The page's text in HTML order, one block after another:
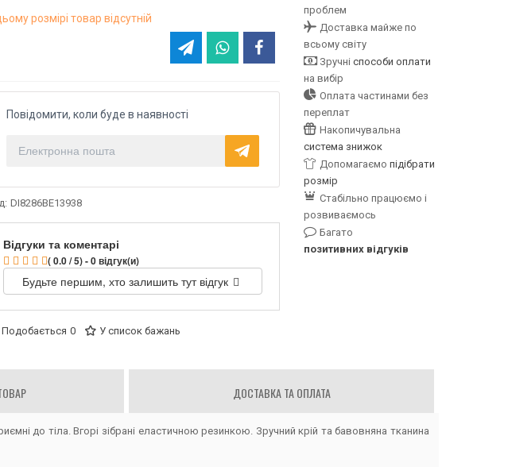
розмірі товар відсутній
Повідомити, коли буде в наявності
DI8286BE13938
Відгуки та коментарі
( 0.0 / 5) - 0 відгук(и)
Будьте першим, хто залишить тут відгук
Подобається 0 У список бажань
проблем
Доставка майже по
всьому світу
Зручні способи оплати
на вибір
Оплата частинами без
переплат
Накопичувальна
система знижок
Допомагаємо підібрати
розмір
Стабільно працюємо і
розвиваємось
Багато
позитивних відгуків
ДОСТАВКА ТА ОПЛАТА
до тіла. Вгорі зібрані еластичною резинкою. Зручний крій та бавовняна тканина